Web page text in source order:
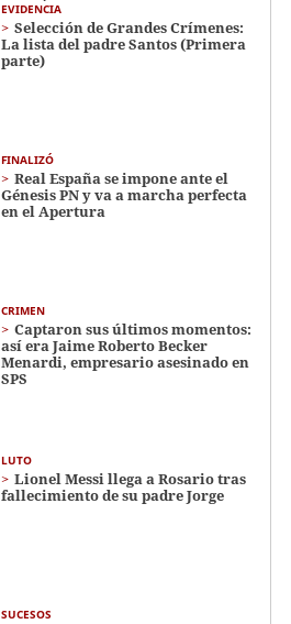
EVIDENCIA
Selección de Grandes Crímenes:
La lista del padre Santos (Primera
parte)
FINALIZÓ
Real España se impone ante el
Génesis PN y va a marcha perfecta
en el Apertura
CRIMEN
Captaron sus últimos momentos:
así era Jaime Roberto Becker
Menardi​​​, empresario asesinado en
SPS
LUTO
Lionel Messi llega a Rosario tras
fallecimiento de su padre Jorge
SUCESOS